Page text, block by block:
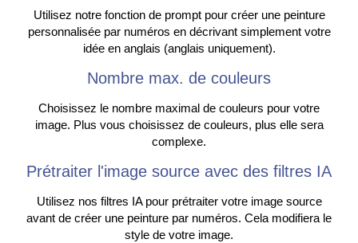
Utilisez notre fonction de prompt pour créer une peinture
personnalisée par numéros en décrivant simplement votre
idée en anglais (anglais uniquement).
Nombre max. de couleurs
Choisissez le nombre maximal de couleurs pour votre
image. Plus vous choisissez de couleurs, plus elle sera
complexe.
Prétraiter l'image source avec des filtres IA
Utilisez nos filtres IA pour prétraiter votre image source
avant de créer une peinture par numéros. Cela modifiera le
style de votre image.